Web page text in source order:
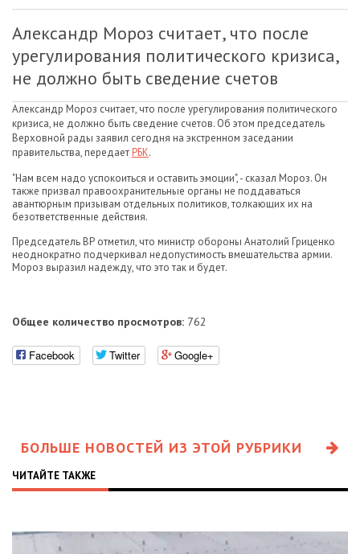
Александр Мороз считает, что после
урегулирования политического кризиса,
не должно быть сведение счетов
Александр Мороз считает, что после урегулирования политического
кризиса, не должно быть сведение счетов. Об этом председатель
Верховной рады заявил сегодня на экстренном заседании
правительства, передаетРБК.
"Нам всем надо успокоиться и оставить эмоции", - сказал Мороз. Он
также призвал правоохранительные органы не поддаваться
авантюрным призывам отдельных политиков, толкающих их на
безответственные действия.
Председатель ВР отметил, что министр обороны Анатолий Гриценко
неоднократно подчеркивал недопустимость вмешательства армии.
Мороз выразил надежду, что это так и будет.
Общее количество просмотров: 762
Facebook Twitter Google+
БОЛЬШЕ НОВОСТЕЙ ИЗ ЭТОЙ РУБРИКИ
ЧИТАЙТЕ ТАКЖЕ